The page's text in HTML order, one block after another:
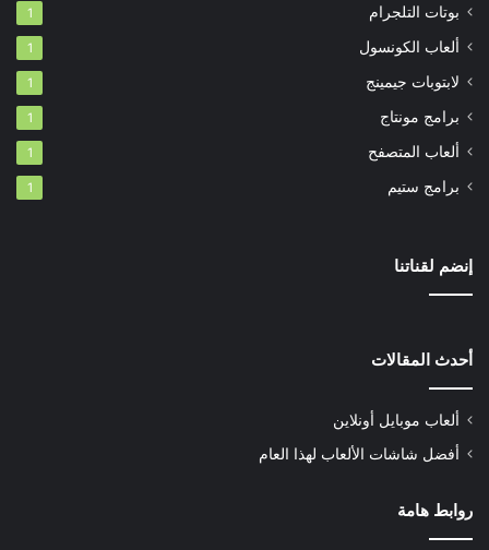
بوتات التلجرام 1
ألعاب الكونسول 1
لابتوبات جيمينج 1
برامج مونتاج 1
ألعاب المتصفح 1
برامج ستيم 1
إنضم لقناتنا
أحدث المقالات
ألعاب موبايل أونلاين
أفضل شاشات الألعاب لهذا العام
روابط هامة